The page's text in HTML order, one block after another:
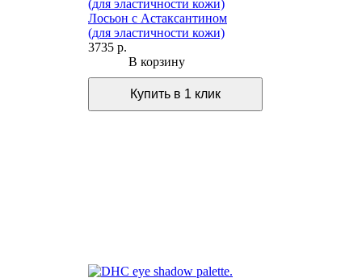
Лосьон с Астаксантином
(для эластичности кожи)
3735 р.
В корзину